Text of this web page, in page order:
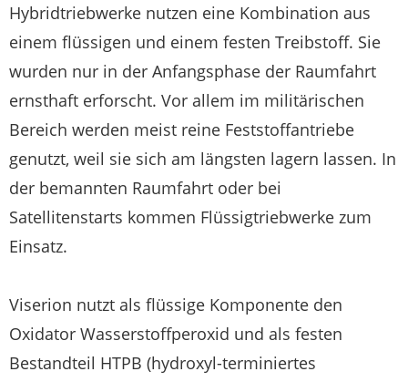
Hybridtriebwerke nutzen eine Kombination aus
einem flüssigen und einem festen Treibstoff. Sie
wurden nur in der Anfangsphase der Raumfahrt
ernsthaft erforscht. Vor allem im militärischen
Bereich werden meist reine Feststoffantriebe
genutzt, weil sie sich am längsten lagern lassen. In
der bemannten Raumfahrt oder bei
Satellitenstarts kommen Flüssigtriebwerke zum
Einsatz.
Viserion nutzt als flüssige Komponente den
Oxidator Wasserstoffperoxid und als festen
Bestandteil HTPB (hydroxyl-terminiertes